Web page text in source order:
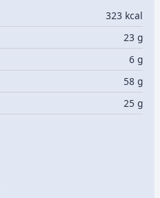
323 kcal
23 g
6 g
58 g
25 g